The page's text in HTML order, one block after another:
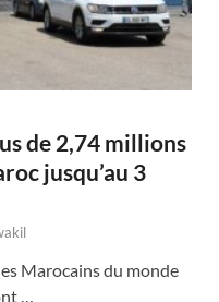
de 2,74 millions
jusqu’au 3
Marocains du monde
…